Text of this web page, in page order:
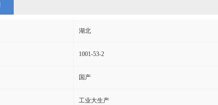
湖北
1001-53-2
国产
工业大生产